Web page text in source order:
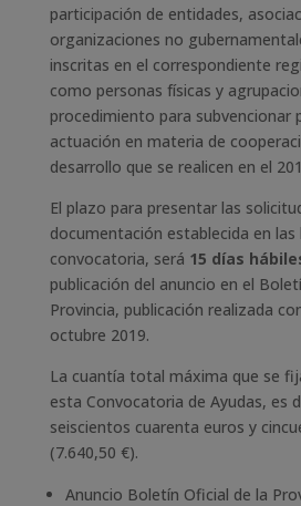
participación de entidades,
organizaciones no
inscritas en el correspondiente
como personas físicas y
procedimiento para subvencionar
actuación en materia de
desarrollo que se realicen en el
El plazo para presentar las
documentación establecida en las
convocatoria, será 15 días
publicación del anuncio en el
Provincia, publicación realizada
octubre 2019.
La cuantía total máxima que se
esta Convocatoria de Ayudas, es
seiscientos cuarenta euros y
(7.640,50 €).
Anuncio Boletín Oficial de la